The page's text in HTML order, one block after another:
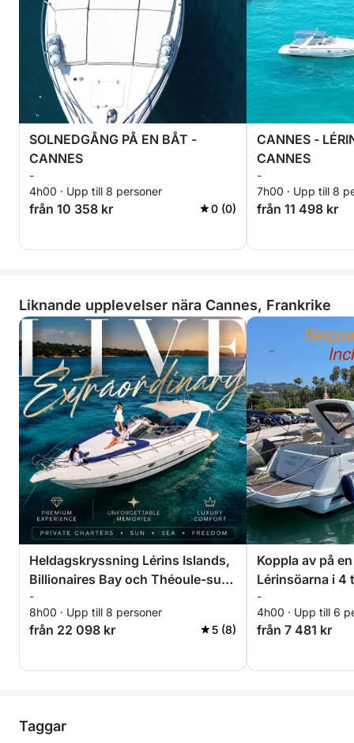
(kylskåp och en gratis kylbox kommer att finnas
tillgänglig).
Jag kan göra korta videor under hela dagsturen med
drönare, GoPro-undervattenskameror och
telefonkameror för 150 €.
Jag väntar på dig ombord.
SOLNEDGÅNG PÅ EN BÅT -
CANNES
-
4h00 · Upp till 8 personer
från 10 358 kr 0 (0)
CANNES -
CANNES
-
7h00 · Upp till 8
från 11 498 kr
Liknande upplevelser nära Cannes, Frankrike
Heldagskryssning Lérins Islands,
Billionaires Bay och Théoule-sur-
Mer
-
8h00 · Upp till 8 personer
från 22 098 kr 5 (8)
Koppla av på
Lérinsöarna i 4
Specialrabatt
-
4h00 · Upp till 6
från 7 481 kr
Taggar